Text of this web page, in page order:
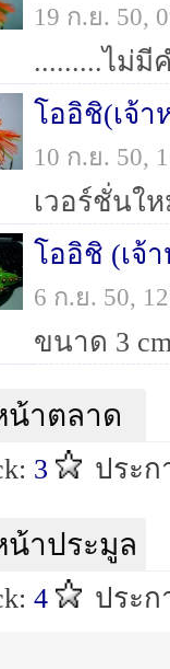
19 ก.ย. 50,
โออิชิ(เจ้
10 ก.ย. 50,
เวอร์ชั่นใ
โออิชิ (เจ้
6 ก.ย. 50,
าตลาด
3 ประก
าประมูล
4 ประก